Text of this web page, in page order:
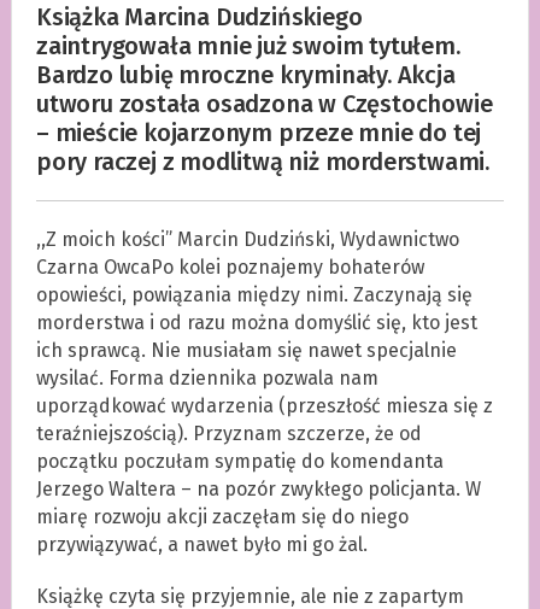
Książka Marcina Dudzińskiego
zaintrygowała mnie już swoim tytułem.
Bardzo lubię mroczne kryminały. Akcja
utworu została osadzona w Częstochowie
– mieście kojarzonym przeze mnie do tej
pory raczej z modlitwą niż morderstwami.
,,Z moich kości” Marcin Dudziński, Wydawnictwo
Czarna OwcaPo kolei poznajemy bohaterów
opowieści, powiązania między nimi. Zaczynają się
morderstwa i od razu można domyślić się, kto jest
ich sprawcą. Nie musiałam się nawet specjalnie
wysilać. Forma dziennika pozwala nam
uporządkować wydarzenia (przeszłość miesza się z
teraźniejszością). Przyznam szczerze, że od
początku poczułam sympatię do komendanta
Jerzego Waltera – na pozór zwykłego policjanta. W
miarę rozwoju akcji zaczęłam się do niego
przywiązywać, a nawet było mi go żal.
Książkę czyta się przyjemnie, ale nie z zapartym